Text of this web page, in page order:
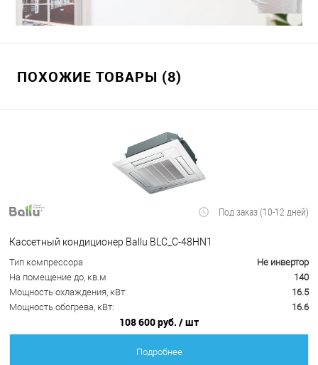
ПОХОЖИЕ ТОВАРЫ (8)
Под заказ (10-12 дней)
Кассетный кондиционер Ballu BLC_C-48HN1
Тип компрессора
Не инвертор
На помещение до, кв.м
140
Мощность охлаждения, кВт:
16.5
Мощность обогрева, кВт:
16.6
108 600 руб. / шт
Подробнее